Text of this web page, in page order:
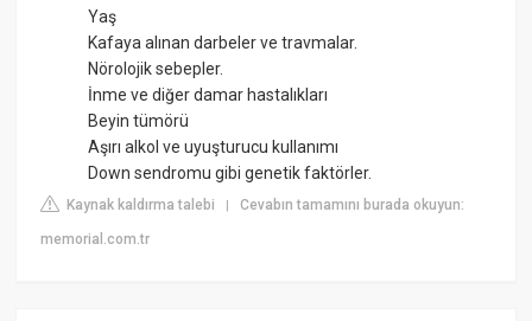
Yaş
Kafaya alınan darbeler ve travmalar.
Nörolojik sebepler.
İnme ve diğer damar hastalıkları
Beyin tümörü
Aşırı alkol ve uyuşturucu kullanımı
Down sendromu gibi genetik faktörler.
Kaynak kaldırma talebi |Cevabın tamamını burada okuyun:
memorial.com.tr